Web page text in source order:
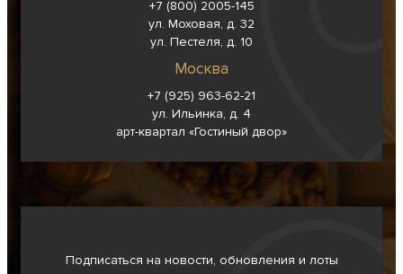
+7 (800) 2005-145
ул. Моховая, д. 32
ул. Пестеля, д. 10
Москва
+7 (925) 963-62-21
ул. Ильинка, д. 4
арт-квартал «Гостиный двор»
Подписаться на новости, обновления и лоты